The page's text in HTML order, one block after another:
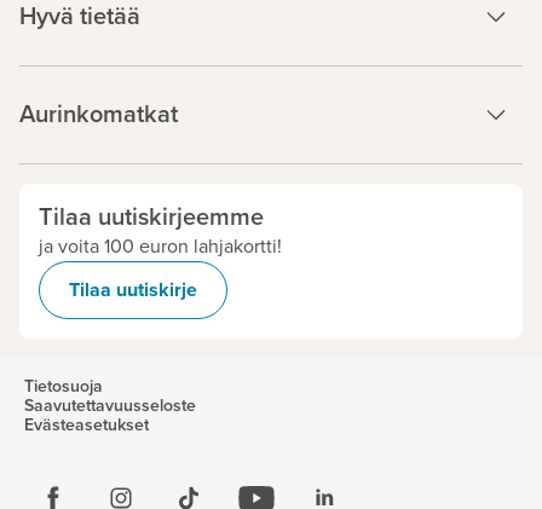
Hyvä tietää
Aurinkomatkat
Tilaa uutiskirjeemme
ja voita 100 euron lahjakortti!
Tilaa uutiskirje
Tietosuoja
Saavutettavuusseloste
Evästeasetukset